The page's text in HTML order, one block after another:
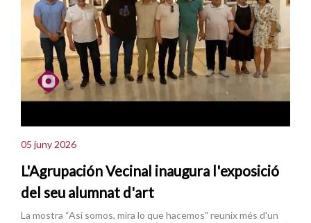
05 juny 2026
L'Agrupación Vecinal inaugura l'exposició
del seu alumnat d'art
La mostra “Así somos, mira lo que hacemos" reunix més d'un